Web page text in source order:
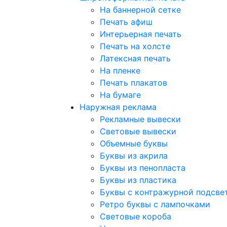
На баннерной сетке
Печать афиш
Интерьерная печать
Печать на холсте
Латексная печать
На пленке
Печать плакатов
На бумаге
Наружная реклама
Рекламные вывески
Световые вывески
Объемные буквы
Буквы из акрила
Буквы из пенопласта
Буквы из пластика
Буквы с контражурной
Ретро буквы с лампочками
Световые короба